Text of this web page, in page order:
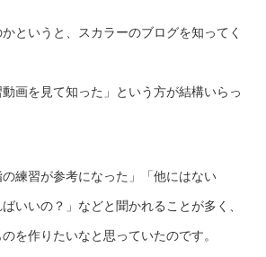
というと、スカラーのブログを知ってく
動画を見て知った」という方が結構いらっ
練習が参考になった」「他にはない
いいの？」などと聞かれることが多く、
を作りたいなと思っていたのです。